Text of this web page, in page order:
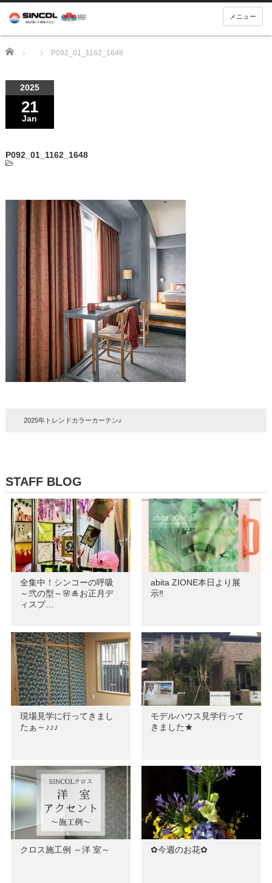
メニュー
Home P092_01_1162_1648
2025
21
Jan
P092_01_1162_1648
2025年トレンドカラーカーテン♪
STAFF BLOG
全集中！シンコーの呼吸
～弐の型～🌸🎍お正月デ
ィスプ…
abita ZIONE本日より展
示‼
現場見学に行ってきまし
たぁ～♪♪♪
モデルハウス見学行って
きました★
クロス施工例 ～洋 室～ ✿今週のお花✿